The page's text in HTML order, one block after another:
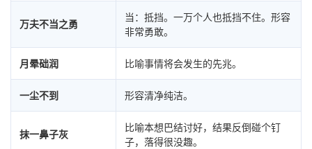
万夫不当之勇
当：抵挡。一万个人也抵挡不住。形容
非常勇敢。
月晕础润 比喻事情将会发生的先兆。
一尘不到 形容清净纯洁。
抹一鼻子灰
比喻本想巴结讨好，结果反倒碰个钉
子，落得很没趣。